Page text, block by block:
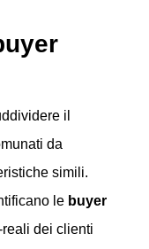
il
da
simili.
le buyer
dei clienti